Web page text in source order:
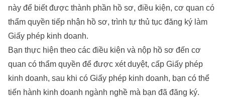
này để biết được thành phần hồ sơ, điều kiện, cơ quan có
thẩm quyền tiếp nhận hồ sơ, trình tự thủ tục đăng ký làm
Giấy phép kinh doanh.
Bạn thực hiện theo các điều kiện và nộp hồ sơ đến cơ
quan có thẩm quyền để được xét duyệt, cấp Giấy phép
kinh doanh, sau khi có Giấy phép kinh doanh, bạn có thể
tiến hành kinh doanh ngành nghề mà bạn đã đăng ký.